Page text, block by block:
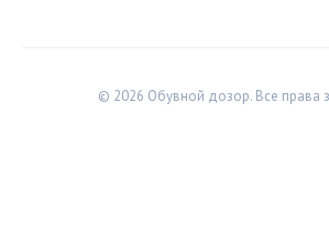
© 2026 Обувной дозор. Все права